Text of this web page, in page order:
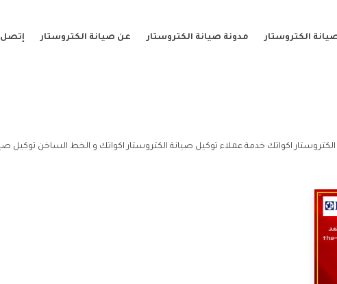
الكتروستار مدونة صيانة الكتروستار عن صيانة الكتروستار إتصل
اكواتك خدمة عملاء توكيل صيانة الكتروستار اكواتك و الخط الساخن توكيل